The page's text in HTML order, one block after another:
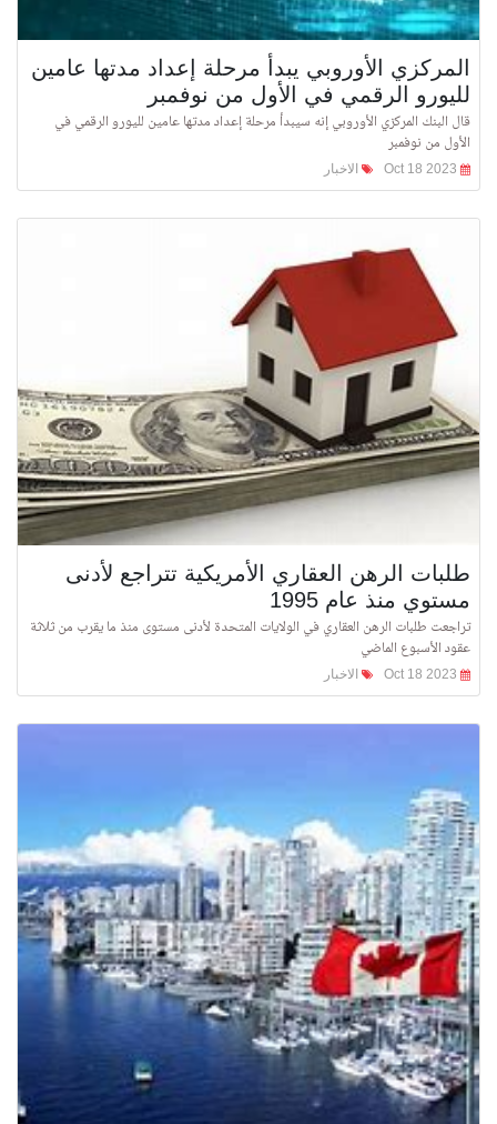
المركزي الأوروبي يبدأ مرحلة إعداد مدتها عامين
لليورو الرقمي في الأول من نوفمبر
قال البنك المركزي الأوروبي إنه سيبدأ مرحلة إعداد مدتها عامين لليورو الرقمي في
الأول من نوفمبر
الاخبار
طلبات الرهن العقاري الأمريكية تتراجع لأدنى
مستوي منذ عام 1995
تراجعت طلبات الرهن العقاري في الولايات المتحدة لأدنى مستوى منذ ما يقرب من ثلاثة
عقود الأسبوع الماضي
الاخبار